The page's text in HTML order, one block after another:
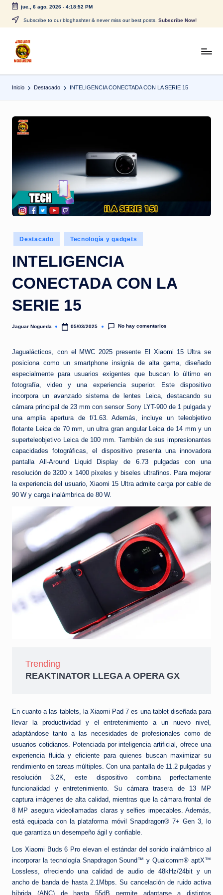
Saltar
contenido
jue., 6 ago. 2026- 4:18:52 PM
Subscribe to our bloghashter & never miss our best posts. Subscribe Now!
J
a
g
a
N
o
g
u
a
CONTENIDO
Inicio Destacado INTELIGENCIA CONECTADA CON LA SERIE 15
Publicado
en
Destacado Tecnología y gadgets
INTELIGENCIA
CONECTADA CON LA
SERIE 15
Publicado
Jaguar Nogueda 05/03/2025 No hay comentarios
Jagualácticos, con el MWC 2025 presente El Xiaomi 15 Ultra se
posiciona como un smartphone insignia de alta gama, diseñado
especialmente para usuarios exigentes que buscan lo último en
fotografía, video y una experiencia superior. Este dispositivo
incorpora un avanzado sistema de lentes Leica, destacando su
cámara principal de 23 mm con sensor Sony LYT-900 de 1 pulgada y
una amplia apertura de f/1.63. Además, incluye un teleobjetivo
flotante Leica de 70 mm, un ultra gran angular Leica de 14 mm y un
superteleobjetivo Leica de 100 mm. También de sus impresionantes
capacidades fotográficas, el dispositivo presenta una innovadora
pantalla All-Around Liquid Display de 6.73 pulgadas con una
resolución de 3200 x 1400 píxeles y biseles ultrafinos. Para mejorar
la experiencia del usuario, Xiaomi 15 Ultra admite carga por cable de
90 W y carga inalámbrica de 80 W.
Trending
REAKTINATOR LLEGA A OPERA GX
En cuanto a las tablets, la Xiaomi Pad 7 es una tablet diseñada para
llevar la productividad y el entretenimiento a un nuevo nivel,
adaptándose tanto a las necesidades de profesionales como de
usuarios cotidianos. Potenciada por inteligencia artificial, ofrece una
experiencia fluida y eficiente para quienes buscan maximizar su
rendimiento en tareas múltiples. Con una pantalla de 11.2 pulgadas y
resolución 3.2K, este dispositivo combina perfectamente
funcionalidad y entretenimiento. Su cámara trasera de 13 MP
captura imágenes de alta calidad, mientras que la cámara frontal de
8 MP asegura videollamadas claras y selfies impecables. Además,
está equipada con la plataforma móvil Snapdragon® 7+ Gen 3, lo
que garantiza un desempeño ágil y confiable.
Los Xiaomi Buds 6 Pro elevan el estándar del sonido inalámbrico al
incorporar la tecnología Snapdragon Sound™ y Qualcomm® aptX™
Lossless, ofreciendo una calidad de audio de 48kHz/24bit y un
ancho de banda de hasta 2.1Mbps. Su cancelación de ruido activa
híbrida (ANC) de hasta 55dB permite adaptarse a distintos